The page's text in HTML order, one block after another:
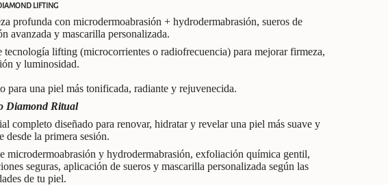
LIFTING
profunda con microdermoabrasión + hydrodermabrasión, sueros de
avanzada y mascarilla personalizada.
tecnología lifting (microcorrientes o radiofrecuencia) para mejorar firmeza,
y luminosidad.
para una piel más tonificada, radiante y rejuvenecida.
Diamond Ritual
completo diseñado para renovar, hidratar y revelar una piel más suave y
desde la primera sesión.
microdermoabrasión y hydrodermabrasión, exfoliación química gentil,
seguras, aplicación de sueros y mascarilla personalizada según las
de tu piel.